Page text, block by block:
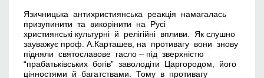
Язичницька антихристиянська реакція намагалась
призупинити та викорінити на Русі
християнські культурні й релігійні впливи. Як слушно
зауважує проф. А.Карташев, на противагу вони знову
підняли святославове гасло – під зверхністю
“прабатьківських богів” заволодіти Царгородом, його
цінностями й багатствами. Тому в противагу